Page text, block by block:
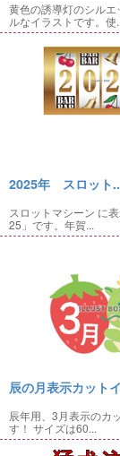
黄色の誘導灯のシル
ルなイラストです。使
2025年 スロット
スロットマシーン に
25」です。年賀...
辰の月表示カット
辰年用、3月表示のカ
す！ サイズは60...